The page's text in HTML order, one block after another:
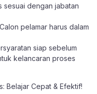
sesuai dengan jabatan
Calon pelamar harus dalam
siap sebelum
kelancaran proses
Belajar Cepat & Efektif!